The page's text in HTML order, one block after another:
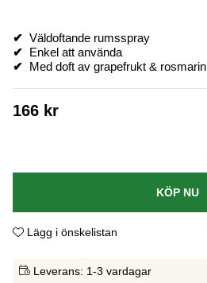
✔ Väldoftande rumsspray
✔
Enkel att använda
✔
Med doft av grapefrukt & rosmarin
166 kr
KÖP NU
Lägg i önskelistan
Leverans: 1-3 vardagar